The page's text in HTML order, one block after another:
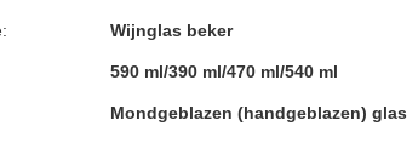
Wijnglas beker
590 ml/390 ml/470 ml/540 ml
Mondgeblazen (handgeblazen) glas